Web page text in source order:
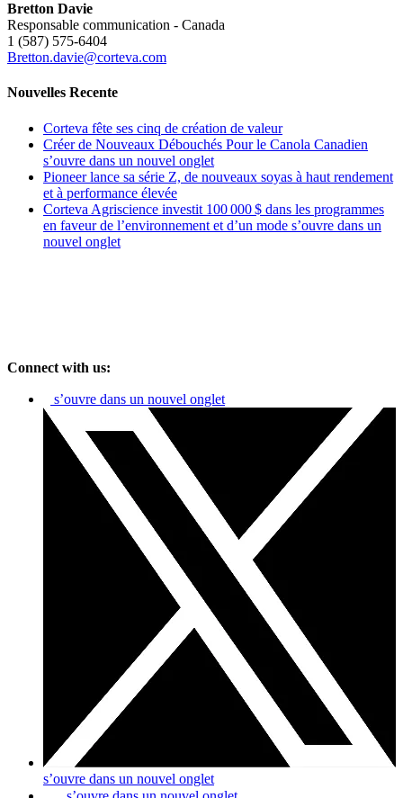
Bretton Davie
Responsable communication - Canada
1 (587) 575-6404
Bretton.davie@corteva.com
Nouvelles Recente
Corteva fête ses cinq de création de valeur
Créer de Nouveaux Débouchés Pour le Canola Canadien
s’ouvre dans un nouvel onglet
Pioneer lance sa série Z, de nouveaux soyas à haut rendement
et à performance élevée
Corteva Agriscience investit 100 000 $ dans les programmes
en faveur de l’environnement et d’un mode s’ouvre dans un
nouvel onglet
Connect with us:
s’ouvre dans un nouvel onglet
s’ouvre dans un nouvel onglet